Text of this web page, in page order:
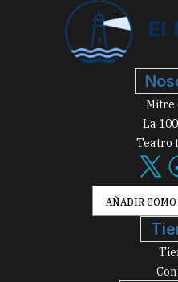
Mitre
La
Teatro
AÑADIR